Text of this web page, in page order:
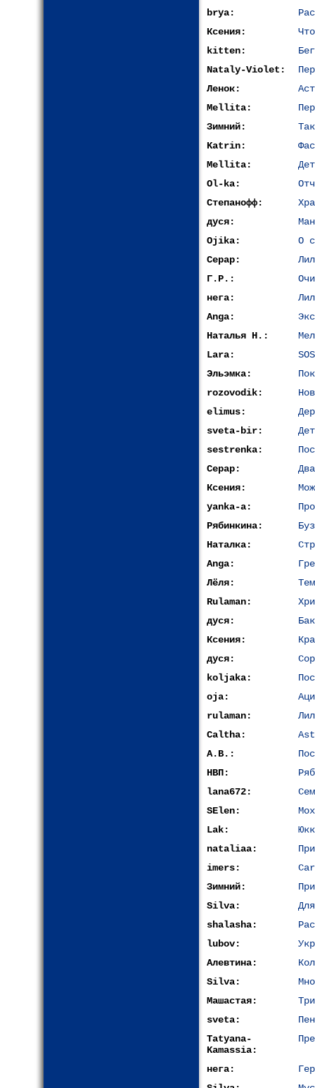
brya:
Ксения:
kitten:
Nataly-Violet:
Ленок:
Mellita:
Зимний:
Katrin:
Mellita:
Ol-ka:
Степанофф:
дуся:
Ojika:
О
Серар:
Г.Р.:
нега:
Anga:
Наталья Н.:
Lara:
Эльэмка:
rozovodik:
elimus:
sveta-bir:
sestrenka:
Серар:
Ксения:
yanka-a:
Рябинкина:
Наталка:
Anga:
Лёля:
Rulaman:
дуся:
Ксения:
дуся:
koljaka:
oja:
rulaman:
Caltha:
A.B.:
НВП:
lana672:
SElen:
Lak:
nataliaa:
imers:
Зимний:
Silva:
shalasha:
lubov:
Алевтина:
Silva:
Машастая:
sveta:
Tatyana-
Kamassia:
нега: